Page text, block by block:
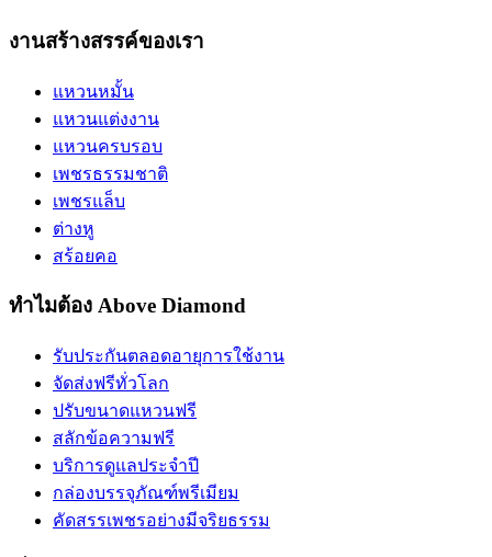
งานสร้างสรรค์ของเรา
แหวนหมั้น
แหวนแต่งงาน
แหวนครบรอบ
เพชรธรรมชาติ
เพชรแล็บ
ต่างหู
สร้อยคอ
ทำไมต้อง Above Diamond
รับประกันตลอดอายุการใช้งาน
จัดส่งฟรีทั่วโลก
ปรับขนาดแหวนฟรี
สลักข้อความฟรี
บริการดูแลประจำปี
กล่องบรรจุภัณฑ์พรีเมียม
คัดสรรเพชรอย่างมีจริยธรรม